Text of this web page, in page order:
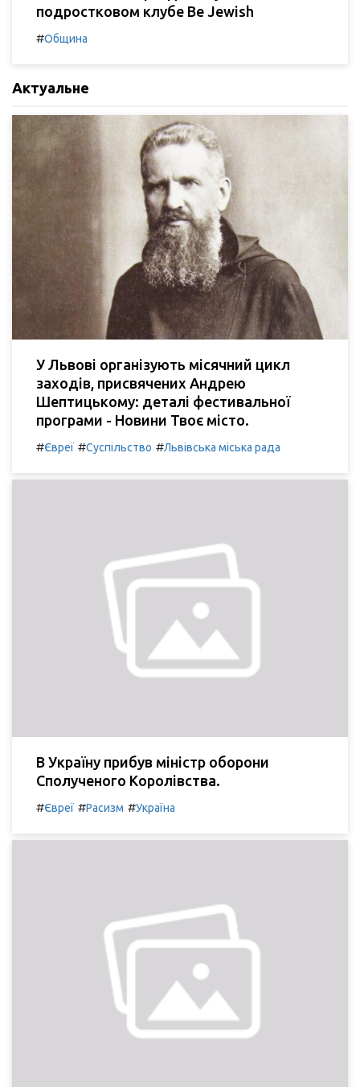
подростковом клубе Be Jewish
#Община
Актуальне
У Львові організують місячний цикл
заходів, присвячених Андрею
Шептицькому: деталі фестивальної
програми - Новини Твоє місто.
#Євреї #Суспільство #Львівська міська рада
В Україну прибув міністр оборони
Сполученого Королівства.
#Євреї #Расизм #Україна